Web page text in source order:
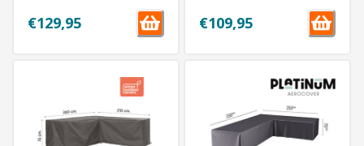
€129,95 €109,95